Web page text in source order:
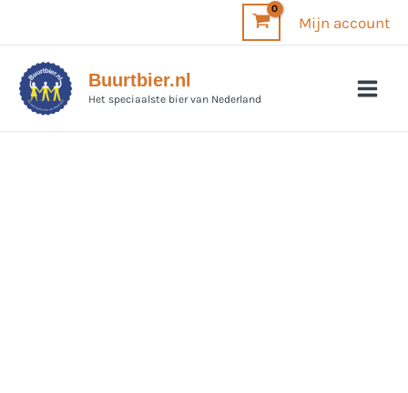
inhoud
Mijn account
Buurtbier.nl
Het speciaalste bier van Nederland